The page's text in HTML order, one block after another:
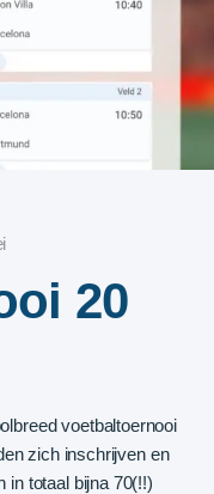
20
voetbaltoernooi
zich inschrijven en
in totaal bijna 70(!!)